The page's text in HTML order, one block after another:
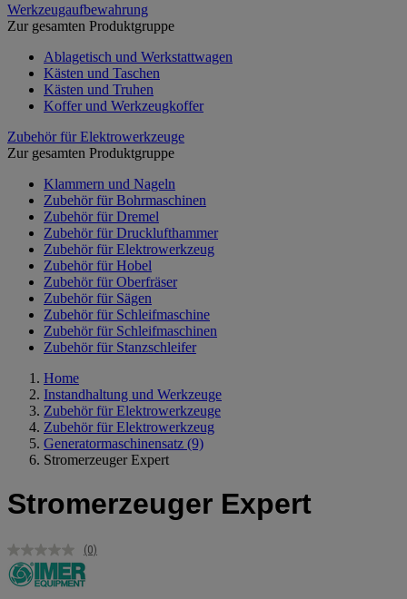
Werkzeugaufbewahrung
Zur gesamten Produktgruppe
Ablagetisch und Werkstattwagen
Kästen und Taschen
Kästen und Truhen
Koffer und Werkzeugkoffer
Zubehör für Elektrowerkzeuge
Zur gesamten Produktgruppe
Klammern und Nageln
Zubehör für Bohrmaschinen
Zubehör für Dremel
Zubehör für Drucklufthammer
Zubehör für Elektrowerkzeug
Zubehör für Hobel
Zubehör für Oberfräser
Zubehör für Sägen
Zubehör für Schleifmaschine
Zubehör für Schleifmaschinen
Zubehör für Stanzschleifer
Home
Instandhaltung und Werkzeuge
Zubehör für Elektrowerkzeuge
Zubehör für Elektrowerkzeug
Generatormaschinensatz (9)
Stromerzeuger Expert
Stromerzeuger Expert
Kein
Beurteilungswert.
Link
(0)